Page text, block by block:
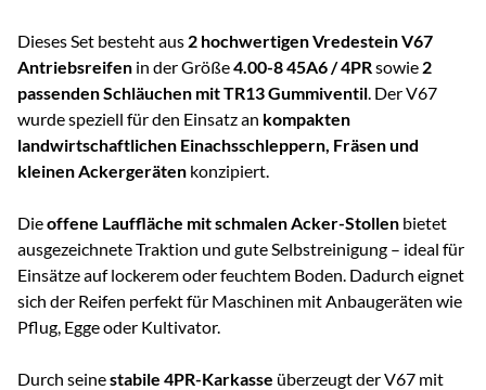
Dieses Set besteht aus 2 hochwertigen Vredestein V67
Antriebsreifen in der Größe4.00-8 45A6 / 4PRsowie 2
passenden Schläuchen mit TR13 Gummiventil. Der V67
wurde speziell für den Einsatz an kompakten
landwirtschaftlichen Einachsschleppern, Fräsen und
kleinen Ackergeräten konzipiert.
Dieoffene Lauffläche mit schmalen Acker-Stollen bietet
ausgezeichnete Traktion und gute Selbstreinigung – ideal für
Einsätze auf lockerem oder feuchtem Boden. Dadurch eignet
sich der Reifen perfekt für Maschinen mit Anbaugeräten wie
Pflug, Egge oder Kultivator.
Durch seinestabile 4PR-Karkasse überzeugt der V67 mit